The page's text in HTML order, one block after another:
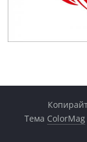
Тема ColorMag